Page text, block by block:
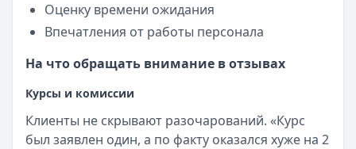
Оценку времени ожидания
Впечатления от работы персонала
На что обращать внимание в отзывах
Курсы и комиссии
Клиенты не скрывают разочарований. «Курс
был заявлен один, а по факту оказался хуже на 2